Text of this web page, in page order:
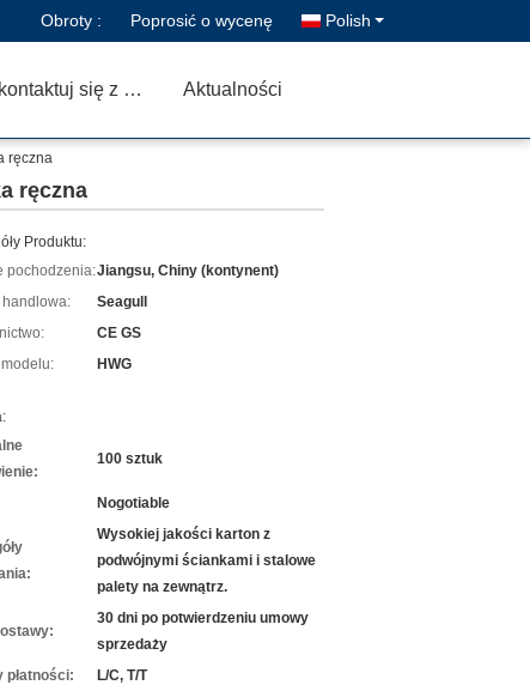
Obroty : Poprosić o wycenę Polish
Skontaktuj się z nami Aktualności
ręczna
ręczna
Produktu:
pochodzenia:Jiangsu, Chiny (kontynent)
handlowa:
Seagull
CE GS
HWG
100 sztuk
Nogotiable
Wysokiej jakości karton z
podwójnymi ściankami i stalowe
palety na zewnątrz.
30 dni po potwierdzeniu umowy
sprzedaży
płatności:
L/C, T/T